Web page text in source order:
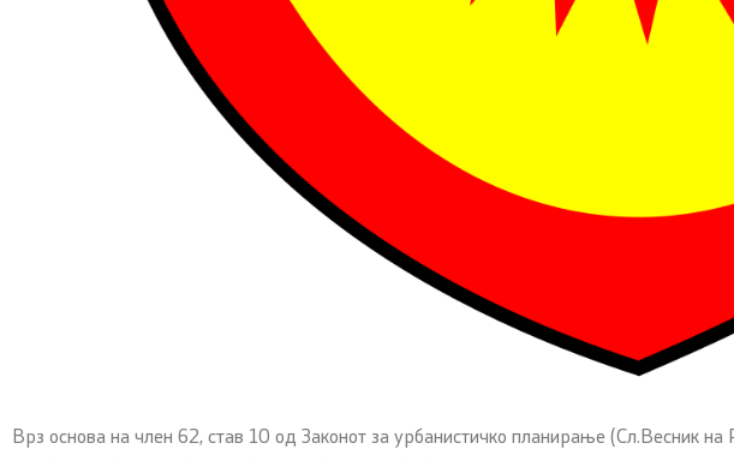
Врз основа на член 62, став 10 од Законот за урбанистичко планирање (Сл.Весник